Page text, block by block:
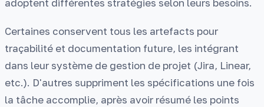
adoptent différentes stratégies selon leurs besoins.
Certaines conservent tous les artefacts pour
traçabilité et documentation future, les intégrant
dans leur système de gestion de projet (Jira, Linear,
etc.). D'autres suppriment les spécifications une fois
la tâche accomplie, après avoir résumé les points